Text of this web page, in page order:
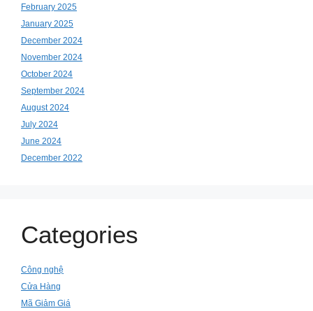
February 2025
January 2025
December 2024
November 2024
October 2024
September 2024
August 2024
July 2024
June 2024
December 2022
Categories
Công nghệ
Cửa Hàng
Mã Giảm Giá